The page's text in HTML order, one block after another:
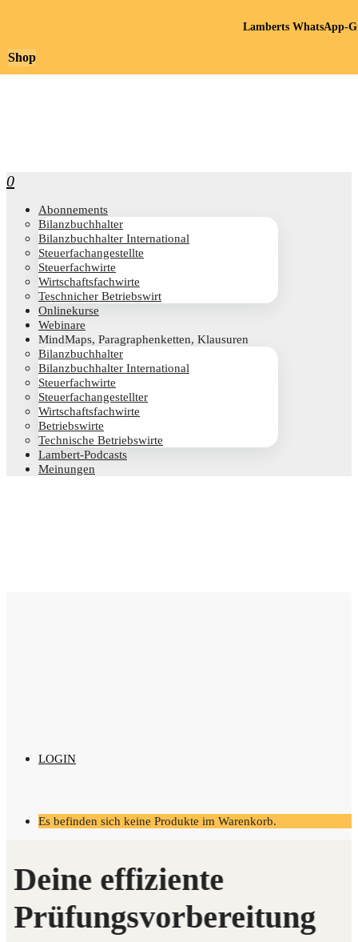
0
Abon­ne­ments
Bilanz­buch­hal­ter
Bilanz­buch­hal­ter International
Steu­er­fach­an­ge­stell­te
Steu­er­fach­wir­te
Wirt­schafts­fach­wir­te
Teschni­cher Betriebswirt
Online­kur­se
Web­i­na­re
Mind­Maps, Para­gra­phen­ket­ten, Klausuren
Bilanz­buch­hal­ter
Bilanz­buch­hal­ter International
Steu­er­fach­wir­te
Steu­er­fach­an­ge­stell­ter
Wirt­schafts­fach­wir­te
Betriebs­wir­te
Tech­ni­sche Betriebswirte
Lam­­bert-Pod­­casts
Mei­nun­gen
LOGIN
Es befinden sich keine Produkte im Warenkorb.
Shop
Lamberts WhatsApp-